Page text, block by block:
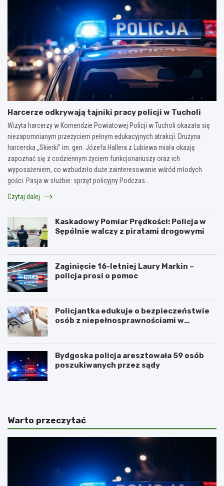
Harcerze odkrywają tajniki pracy policji w Tucholi
Wizyta harcerzy w Komendzie Powiatowej Policji w Tucholi okazała się
niezapomnianym przeżyciem pełnym edukacyjnych atrakcji. Drużyna
harcerska „Skierki” im. gen. Józefa Hallera z Lubiewa miała okazję
zapoznać się z codziennym życiem funkcjonariuszy oraz ich
wyposażeniem, co wzbudziło duże zainteresowanie wśród młodych
gości. Pasja w służbie: sprzęt policyjny Podczas…
Czytaj dalej
Kaskadowy Pomiar Prędkości: Policja w
Sępólnie walczy z piratami drogowymi
Zaginięcie 16-letniej Laury Markin –
policja prosi o pomoc
Policjantka edukuje o bezpieczeństwie
osób z niepełnosprawnościami w
Bydgoska policja aresztowała 59 osób
poszukiwanych przez sądy
Warto przeczytać